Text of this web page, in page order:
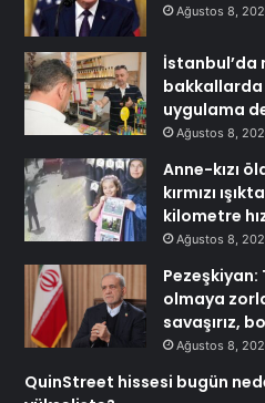
Ağustos 8,
İstanbul’da
bakkallarda
uygulama
Ağustos 8,
Anne-kızı
kırmızı
kilometre
Ağustos 8,
Pezeşkiyan:
olmaya
savaşırız,
Ağustos 8,
QuinStreet hissesi bugün